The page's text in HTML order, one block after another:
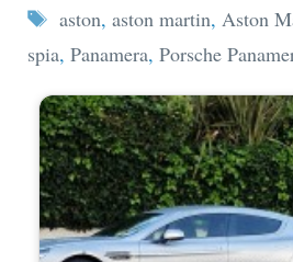
Tag
aston, aston martin, Aston
spia, Panamera, Porsche